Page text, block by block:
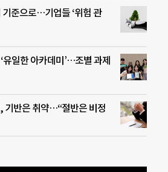
준으로…기업들 ‘위험 관
일한 아카데미’…조별 과제
기반은 취약…“절반은 비정